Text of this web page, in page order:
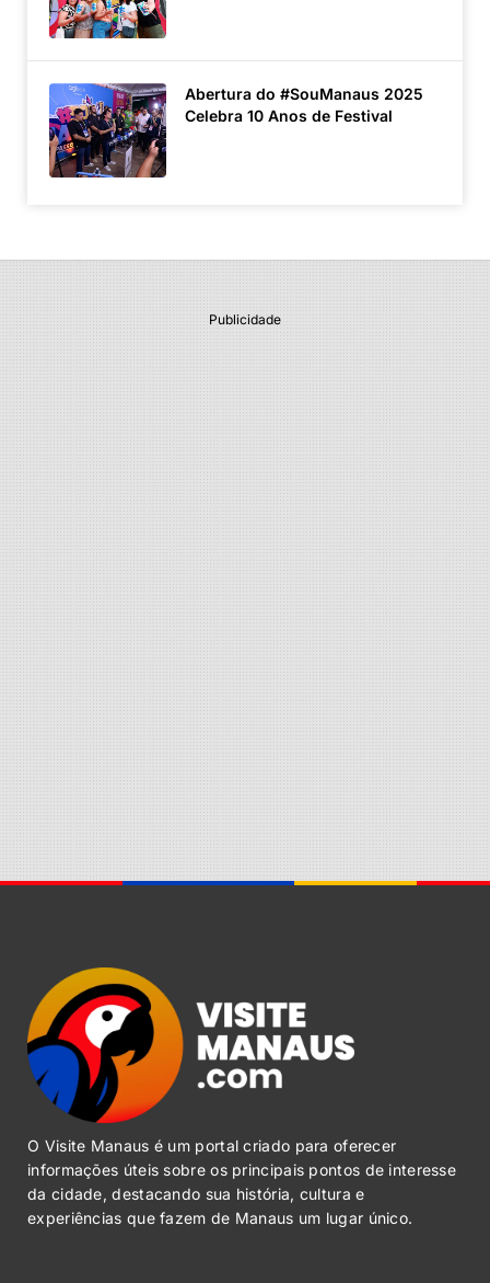
Abertura do #SouManaus 2025
Celebra 10 Anos de Festival
Publicidade
O Visite Manaus é um portal criado para oferecer
informações úteis sobre os principais pontos de interesse
da cidade, destacando sua história, cultura e
experiências que fazem de Manaus um lugar único.